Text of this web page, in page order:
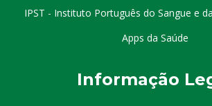
IPST - Instituto Português do Sangue e
Apps da Saúde
Informação Le